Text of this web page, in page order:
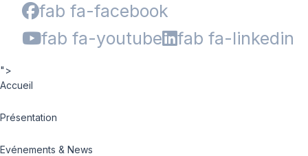
fab fa-facebook
fab fa-youtube
fab fa-linkedin
">
Accueil
Présentation
Evénements & News